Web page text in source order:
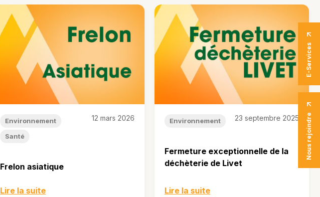
E-Services
Nous rejoindre
Environnement
Santé
12 mars 2026
Frelon asiatique
Lire la suite
Environnement 23 septembre 2025
Fermeture exceptionnelle de la
déchèterie de Livet
Lire la suite